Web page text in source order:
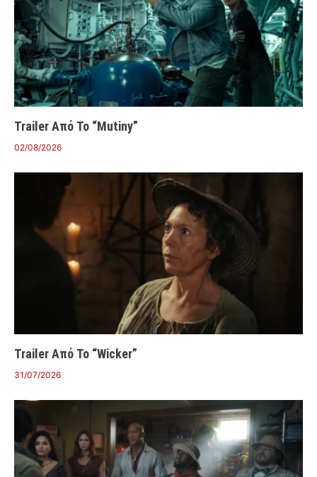
Trailer Από Το “Mutiny”
02/08/2026
Trailer Από Το “Wicker”
31/07/2026